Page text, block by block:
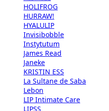
HOLIFROG
HURRAW!
HYALULIP
Invisibobble
Instytutum
James Read
Janeke
KRISTIN ESS
La Sultane de Saba
Lebon
LIP Intimate Care
LIPSS